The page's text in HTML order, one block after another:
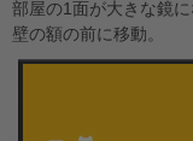
部屋の1面が大きな鏡に
壁の額の前に移動。